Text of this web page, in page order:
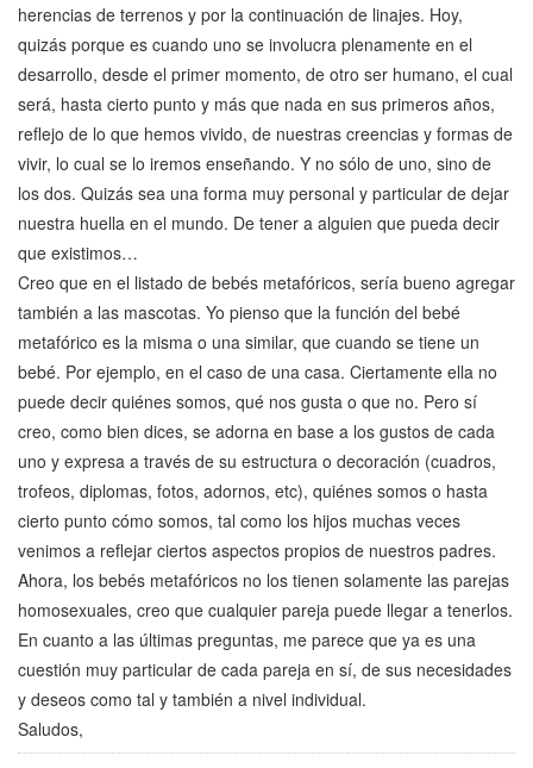
herencias de terrenos y por la continuación de linajes. Hoy,
quizás porque es cuando uno se involucra plenamente en el
desarrollo, desde el primer momento, de otro ser humano, el cual
será, hasta cierto punto y más que nada en sus primeros años,
reflejo de lo que hemos vivido, de nuestras creencias y formas de
vivir, lo cual se lo iremos enseñando. Y no sólo de uno, sino de
los dos. Quizás sea una forma muy personal y particular de dejar
nuestra huella en el mundo. De tener a alguien que pueda decir
que existimos…
Creo que en el listado de bebés metafóricos, sería bueno agregar
también a las mascotas. Yo pienso que la función del bebé
metafórico es la misma o una similar, que cuando se tiene un
bebé. Por ejemplo, en el caso de una casa. Ciertamente ella no
puede decir quiénes somos, qué nos gusta o que no. Pero sí
creo, como bien dices, se adorna en base a los gustos de cada
uno y expresa a través de su estructura o decoración (cuadros,
trofeos, diplomas, fotos, adornos, etc), quiénes somos o hasta
cierto punto cómo somos, tal como los hijos muchas veces
venimos a reflejar ciertos aspectos propios de nuestros padres.
Ahora, los bebés metafóricos no los tienen solamente las parejas
homosexuales, creo que cualquier pareja puede llegar a tenerlos.
En cuanto a las últimas preguntas, me parece que ya es una
cuestión muy particular de cada pareja en sí, de sus necesidades
y deseos como tal y también a nivel individual.
Saludos,